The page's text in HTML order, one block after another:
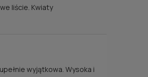
liście. Kwiaty
wyjątkowa. Wysoka i